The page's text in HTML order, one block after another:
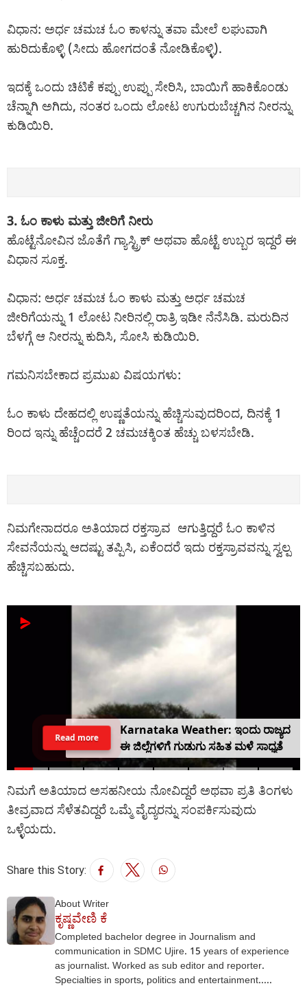
ವಿಧಾನ: ಅರ್ಧ ಚಮಚ ಓಂ ಕಾಳನ್ನು ತವಾ ಮೇಲೆ ಲಘುವಾಗಿ
ಹುರಿದುಕೊಳ್ಳಿ (ಸೀದು ಹೋಗದಂತೆ ನೋಡಿಕೊಳ್ಳಿ).
ಇದಕ್ಕೆ ಒಂದು ಚಿಟಿಕೆ ಕಪ್ಪು ಉಪ್ಪು ಸೇರಿಸಿ, ಬಾಯಿಗೆ ಹಾಕಿಕೊಂಡು
ಚೆನ್ನಾಗಿ ಅಗಿದು, ನಂತರ ಒಂದು ಲೋಟ ಉಗುರುಬೆಚ್ಚಗಿನ ನೀರನ್ನು
ಕುಡಿಯಿರಿ.
3. ಓಂ ಕಾಳು ಮತ್ತು ಜೀರಿಗೆ ನೀರು
ಹೊಟ್ಟೆನೋವಿನ ಜೊತೆಗೆ ಗ್ಯಾಸ್ಟ್ರಿಕ್ ಅಥವಾ ಹೊಟ್ಟೆ ಉಬ್ಬರ ಇದ್ದರೆ ಈ
ವಿಧಾನ ಸೂಕ್ತ.
ವಿಧಾನ: ಅರ್ಧ ಚಮಚ ಓಂ ಕಾಳು ಮತ್ತು ಅರ್ಧ ಚಮಚ
ಜೀರಿಗೆಯನ್ನು 1 ಲೋಟ ನೀರಿನಲ್ಲಿ ರಾತ್ರಿ ಇಡೀ ನೆನೆಸಿಡಿ. ಮರುದಿನ
ಬೆಳಗ್ಗೆ ಆ ನೀರನ್ನು ಕುದಿಸಿ, ಸೋಸಿ ಕುಡಿಯಿರಿ.
ಗಮನಿಸಬೇಕಾದ ಪ್ರಮುಖ ವಿಷಯಗಳು:
ಓಂ ಕಾಳು ದೇಹದಲ್ಲಿ ಉಷ್ಣತೆಯನ್ನು ಹೆಚ್ಚಿಸುವುದರಿಂದ, ದಿನಕ್ಕೆ 1
ರಿಂದ ಇನ್ನು ಹೆಚ್ಚೆಂದರೆ 2 ಚಮಚಕ್ಕಿಂತ ಹೆಚ್ಚು ಬಳಸಬೇಡಿ.
ನಿಮಗೇನಾದರೂ ಅತಿಯಾದ ರಕ್ತಸ್ರಾವ ಆಗುತ್ತಿದ್ದರೆ ಓಂ ಕಾಳಿನ
ಸೇವನೆಯನ್ನು ಆದಷ್ಟು ತಪ್ಪಿಸಿ, ಏಕೆಂದರೆ ಇದು ರಕ್ತಸ್ರಾವವನ್ನು ಸ್ವಲ್ಪ
ಹೆಚ್ಚಿಸಬಹುದು.
Karnataka Weather: ಇಂದು ರಾಜ್ಯದ
ಈ ಜಿಲ್ಲೆಗಳಿಗೆ ಗುಡುಗು ಸಹಿತ ಮಳೆ ಸಾಧ್ಯತೆ
Read more
ನಿಮಗೆ ಅತಿಯಾದ ಅಸಹನೀಯ ನೋವಿದ್ದರೆ ಅಥವಾ ಪ್ರತಿ ತಿಂಗಳು
ತೀವ್ರವಾದ ಸೆಳೆತವಿದ್ದರೆ ಒಮ್ಮೆ ವೈದ್ಯರನ್ನು ಸಂಪರ್ಕಿಸುವುದು
ಒಳ್ಳೆಯದು.
Share this Story:
About Writer
ಕೃಷ್ಣವೇಣಿ ಕೆ
Completed bachelor degree in Journalism and
communication in SDMC Ujire. 15 years of experience
as journalist. Worked as sub editor and reporter.
Specialties in sports, politics and entertainment.....